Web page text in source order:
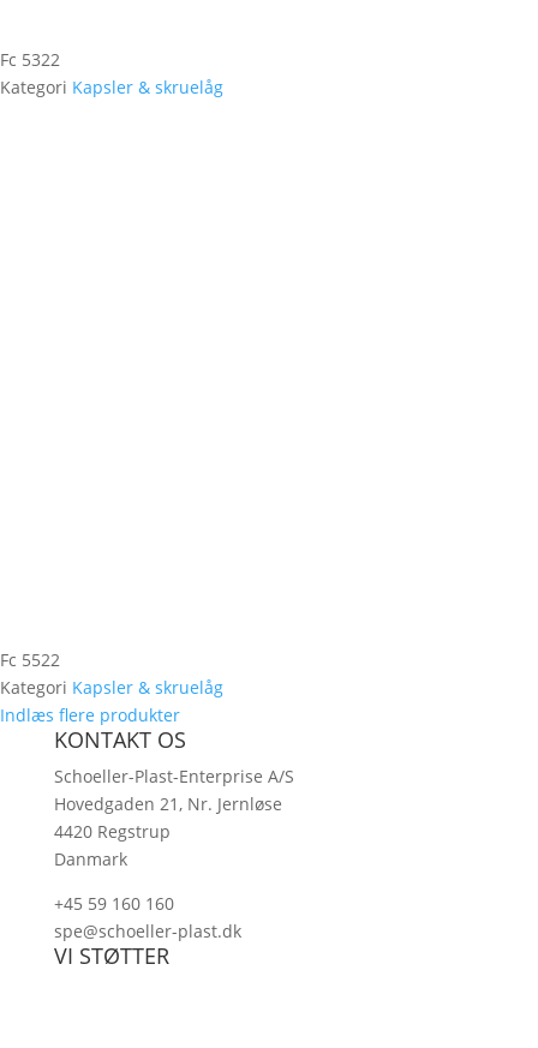
Fc 5322
Kategori Kapsler & skruelåg
Fc 5522
Kategori Kapsler & skruelåg
Indlæs flere produkter
KONTAKT OS
Schoeller-Plast-Enterprise A/S
Hovedgaden 21, Nr. Jernløse
4420 Regstrup
Danmark
+45 59 160 160
spe@schoeller-plast.dk
VI STØTTER